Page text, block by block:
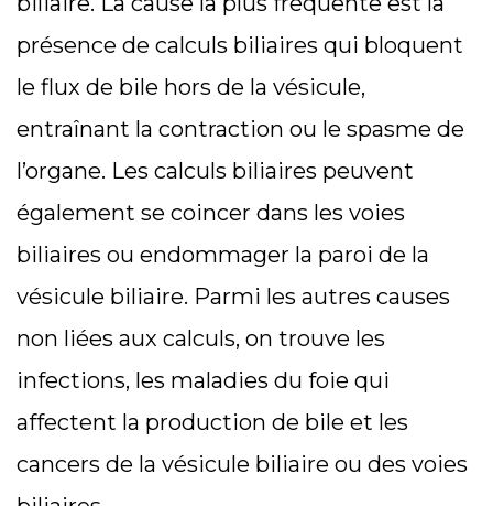
présence de calculs biliaires qui bloquent
le flux de bile hors de la vésicule,
entraînant la contraction ou le spasme de
l’organe. Les calculs biliaires peuvent
également se coincer dans les voies
biliaires ou endommager la paroi de la
vésicule biliaire. Parmi les autres causes
non liées aux calculs, on trouve les
infections, les maladies du foie qui
affectent la production de bile et les
cancers de la vésicule biliaire ou des voies